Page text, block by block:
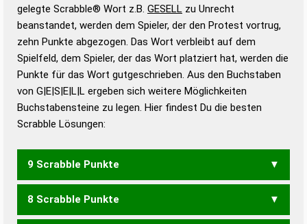
Duden – Standardwerk in 12 Bänden
Duden – Richtiges und gutes
Deutsch
Duden – Die deutsche Grammatik
Duden – Deutsches
gelegte Scrabble® Wort z.B. GESELL zu Unrecht
beanstandet, werden dem Spieler, der den Protest vortrug,
zehn Punkte abgezogen. Das Wort verbleibt auf dem
Spielfeld, dem Spieler, der das Wort platziert hat, werden die
Punkte für das Wort gutgeschrieben. Aus den Buchstaben
von G|E|S|E|L|L ergeben sich weitere Möglichkeiten
Buchstabensteine zu legen. Hier findest Du die besten
Scrabble Lösungen:
9 Scrabble Punkte
GELLES
8 Scrabble Punkte